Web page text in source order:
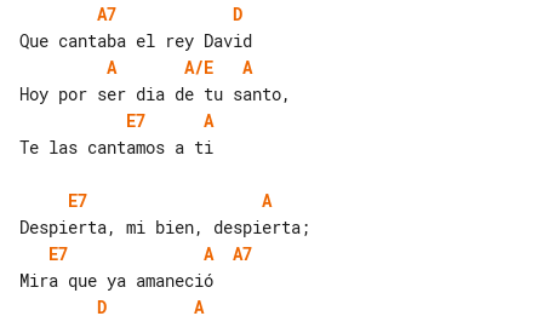
A7
D
A
A/E
A
E7
A
Te las cantamos a ti
E7
A
E7
A
A7
D
A